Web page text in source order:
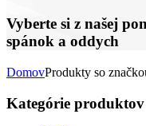
Vyberte si z našej
spánok a oddych
DomovProdukty so
Kategórie produktov